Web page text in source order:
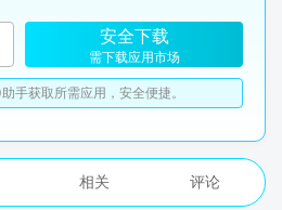
安全下载
需下载应用市场
手获取所需应用，安全便捷。
相关 评论